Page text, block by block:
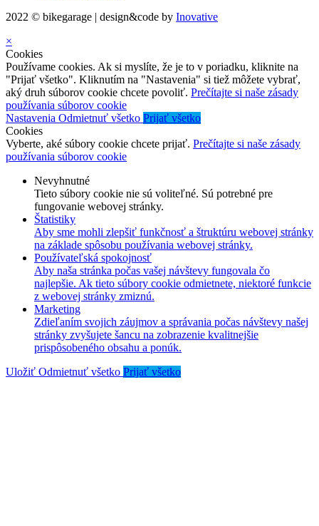
2022 © bikegarage | design&code by Inovative
×
Cookies
Používame cookies. Ak si myslíte, že je to v poriadku, kliknite na
"Prijať všetko". Kliknutím na "Nastavenia" si tiež môžete vybrať,
aký druh súborov cookie chcete povoliť. Prečítajte si naše zásady
používania súborov cookie
Nastavenia Odmietnuť všetko Prijať všetko
Cookies
Vyberte, aké súbory cookie chcete prijať. Prečítajte si naše zásady
používania súborov cookie
Nevyhnutné
Tieto súbory cookie nie sú voliteľné. Sú potrebné pre
fungovanie webovej stránky.
Štatistiky
Aby sme mohli zlepšiť funkčnosť a štruktúru webovej stránky
na základe spôsobu používania webovej stránky.
Používateľská spokojnosť
Aby naša stránka počas vašej návštevy fungovala čo
najlepšie. Ak tieto súbory cookie odmietnete, niektoré funkcie
z webovej stránky zmiznú.
Marketing
Zdieľaním svojich záujmov a správania počas návštevy našej
stránky zvyšujete šancu na zobrazenie kvalitnejšie
prispôsobeného obsahu a ponúk.
Uložiť Odmietnuť všetko Prijať všetko